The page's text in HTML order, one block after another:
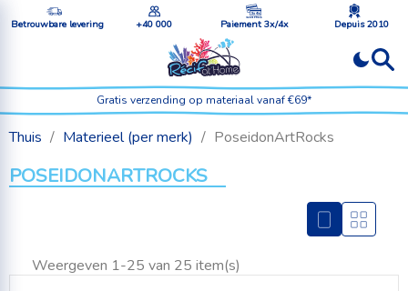
Betrouwbare levering +40 000 Paiement 3x/4x Depuis 2010
Gratis verzending op materiaal vanaf €69*
Thuis Materieel (per merk) PoseidonArtRocks
POSEIDONARTROCKS
Weergeven 1-25 van 25 item(s)